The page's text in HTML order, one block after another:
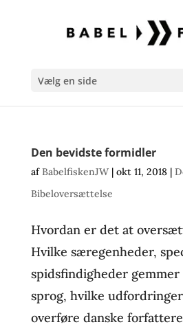
Vælg en side
Den bevidste formidler
afBabelfiskenJW| okt 11, 2018|
Bibeloversættelse
Hvordan er det at
Hvilke særegenheder,
spidsfindigheder gemmer
sprog, hvilke
overføre danske